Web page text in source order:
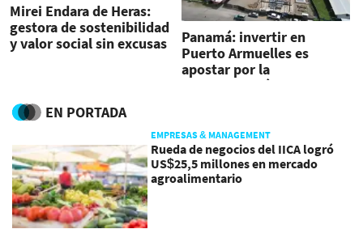
Mirei Endara de Heras:
gestora de sostenibilidad
y valor social sin excusas
Panamá: invertir en
Puerto Armuelles es
apostar por la
transformación
EN PORTADA
EMPRESAS & MANAGEMENT
Rueda de negocios del IICA logró
US$25,5 millones en mercado
agroalimentario